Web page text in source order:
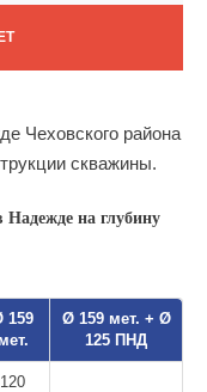
Чеховского района
скважины.
на глубину
159
мет.
Ø 159 мет. + Ø
125 ПНД
120